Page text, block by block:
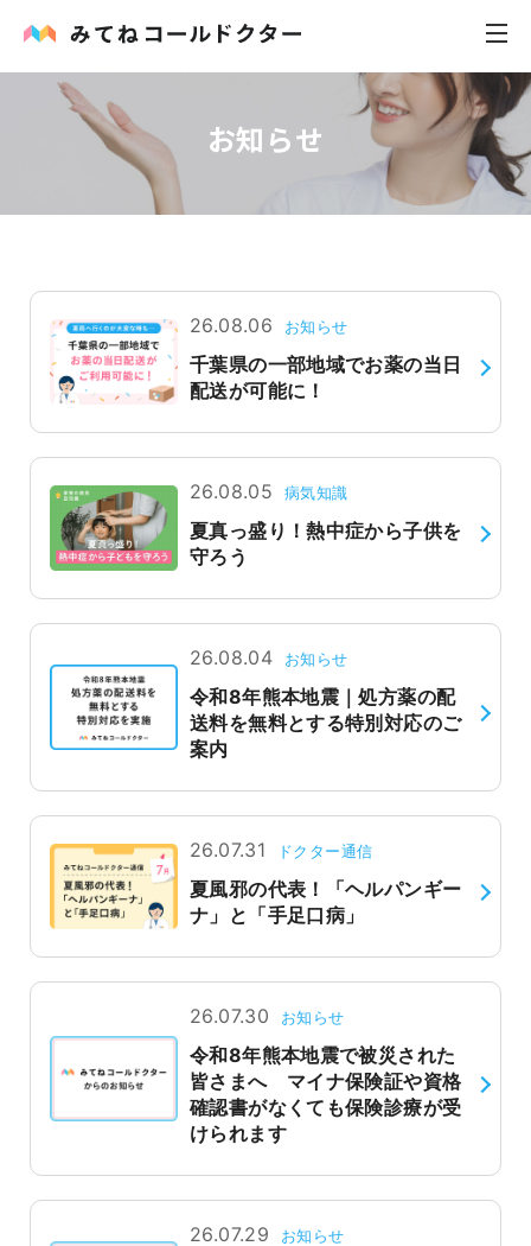
皮膚科
感染症
お知らせ
よくあるご質問
お知らせ
26.08.06 お知らせ
千葉県の一部地域でお薬の当日
配送が可能に！
26.08.05 病気知識
夏真っ盛り！熱中症から子供を
守ろう
26.08.04 お知らせ
令和8年熊本地震｜処方薬の配
送料を無料とする特別対応のご
案内
26.07.31 ドクター通信
夏風邪の代表！「ヘルパンギー
ナ」と「手足口病」
26.07.30 お知らせ
令和8年熊本地震で被災された
皆さまへ マイナ保険証や資格
確認書がなくても保険診療が受
けられます
26.07.29 お知らせ